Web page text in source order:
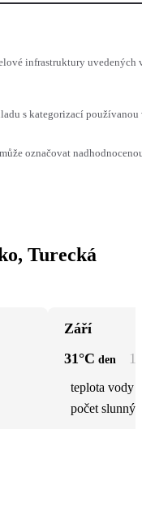
infrastruktury uvedených
s kategorizací
označovat
Turecká
Září
31°C den
teplota vody
počet